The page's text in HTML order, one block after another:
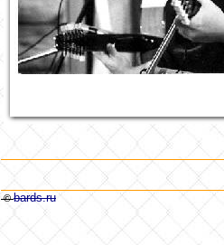
©bards.ru